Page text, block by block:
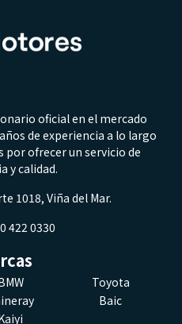
oficial en el mercado
de experiencia a lo largo
por ofrecer un servicio de
y calidad.
1018, Viña del Mar.
422 0330
Toyota
Baic